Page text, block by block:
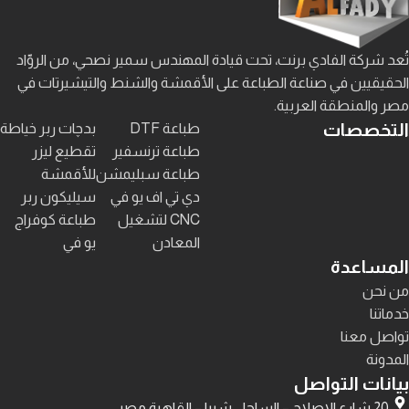
تُعد شركة الفادي برنت، تحت قيادة المهندس سمير نصحي، من الروّاد
الحقيقيين في صناعة الطباعة على الأقمشة والشنط والتيشيرتات في
مصر والمنطقة العربية.
التخصصات
طباعة DTF
طباعة ترنسفير
طباعة سبليمشن
دي تي اف يو في
CNC لتشغيل
المعادن
بدچات ربر خياطة
تقطيع ليزر
للأقمشة
سيليكون ربر
طباعة كوفراج
يو في
المساعدة
من نحن
خدماتنا
تواصل معنا
المدونة
بيانات التواصل